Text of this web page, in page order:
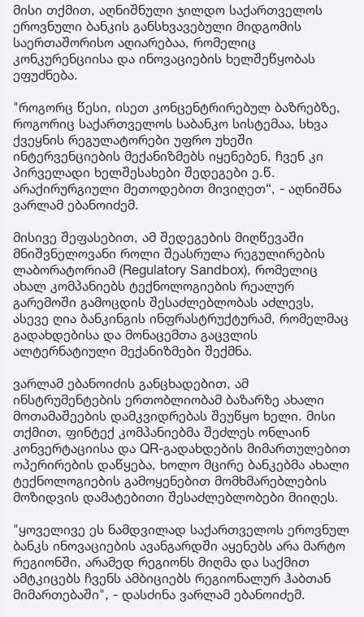
მისი თქმით, აღნიშნული ჯილდო საქართველოს
ეროვნული ბანკის განსხვავებული მიდგომის
საერთაშორისო აღიარებაა, რომელიც
კონკურენციისა და ინოვაციების ხელშეწყობას
ეფუძნება.
"როგორც წესი, ისეთ კონცენტრირებულ ბაზრებზე,
როგორიც საქართველოს საბანკო სისტემაა, სხვა
ქვეყნის რეგულატორები უფრო უხეში
ინტერვენციების მექანიზმებს იყენებენ, ჩვენ კი
პირველადი ხელშესახები შედეგები ე.წ.
არაქირურგიული მეთოდებით მივიღეთ“, - აღნიშნა
ვარლამ ებანოიძემ.
მისივე შეფასებით, ამ შედეგების მიღწევაში
მნიშვნელოვანი როლი შეასრულა რეგულირების
ლაბორატორიამ (Regulatory Sandbox), რომელიც
ახალ კომპანიებს ტექნოლოგიების რეალურ
გარემოში გამოცდის შესაძლებლობას აძლევს,
ასევე ღია ბანკინგის ინფრასტრუქტურამ, რომელმაც
გადახდებისა და მონაცემთა გაცვლის
ალტერნატიული მექანიზმები შექმნა.
ვარლამ ებანოიძის განცხადებით, ამ
ინსტრუმენტების ერთობლიობამ ბაზარზე ახალი
მოთამაშეების დამკვიდრებას შეუწყო ხელი. მისი
თქმით, ფინტექ კომპანიებმა შეძლეს ონლაინ
კონვერტაციისა და QR-გადახდების მიმართულებით
ოპერირების დაწყება, ხოლო მცირე ბანკებმა ახალი
ტექნოლოგიების გამოყენებით მომხმარებლების
მოზიდვის დამატებითი შესაძლებლობები მიიღეს.
"ყოველივე ეს ნამდვილად საქართველოს ეროვნულ
ბანკს ინოვაციების ავანგარდში აყენებს არა მარტო
რეგიონში, არამედ რეგიონს მიღმა და საქმით
ამტკიცებს ჩვენს ამბიციებს რეგიონალურ ჰაბთან
მიმართებაში", - დასძინა ვარლამ ებანოიძემ.